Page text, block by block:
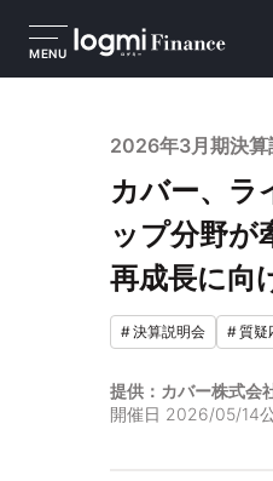
MENU
2026年3月期決算
カバー、ラ
ップ分野
再成長に向
#決算説明会 #質疑
提供：カバー株式会
開催日 2026/05/14